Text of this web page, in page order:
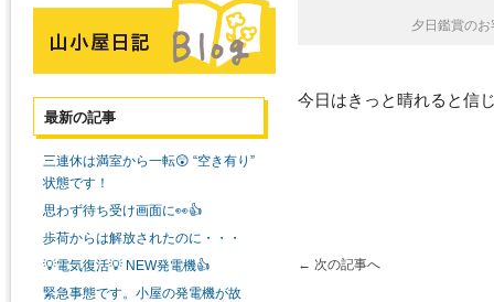
夕日鑑賞の
今日はきっと晴れると信
← 次の記事へ
最新の記事
三連休は満室から一転😲 “空き有り”
状態です！
思わず待ち受け画面に👀👍
歩荷からは解放されたのに・・・
💡電気復活💡 NEW発電機👍
緊急事態です。小屋の発電機が故